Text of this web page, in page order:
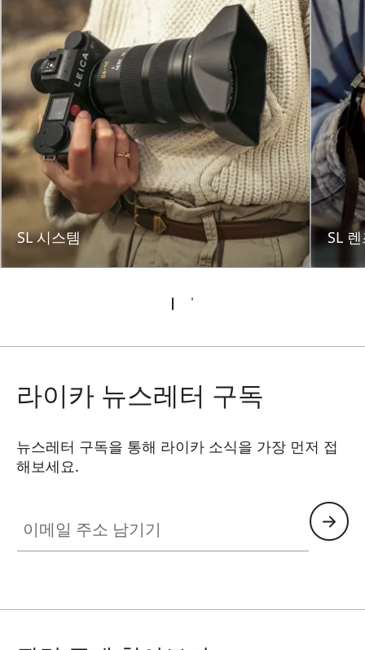
SL 시스템 SL
라이카 뉴스레터 구독
뉴스레터 구독을 통해 라이카 소식을 가장 먼저 접
해보세요.